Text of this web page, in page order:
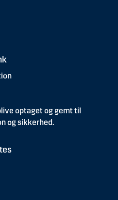
optaget og gemt til
og sikkerhed.